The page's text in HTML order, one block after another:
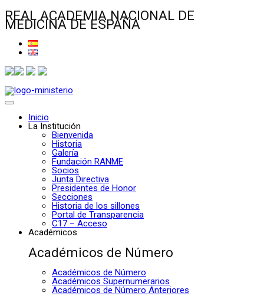
REAL ACADEMIA NACIONAL DE
MEDICINA DE ESPAÑA
Inicio
La Institución
Bienvenida
Historia
Galería
Fundación RANME
Socios
Junta Directiva
Presidentes de Honor
Secciones
Historia de los sillones
Portal de Transparencia
C17 – Acceso
Académicos
Académicos de Número
Académicos de Número
Académicos Supernumerarios
Académicos de Número Anteriores